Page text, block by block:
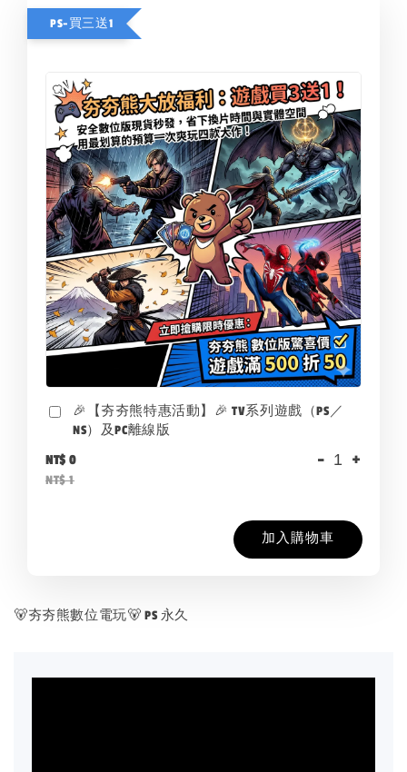
PS-買三送1
🎉【夯夯熊特惠活動】🎉 TV系列遊戲（PS／
NS）及PC離線版
NT$ 0
NT$ 1
- +
加入購物車
🐻夯夯熊數位電玩🐻 PS 永久